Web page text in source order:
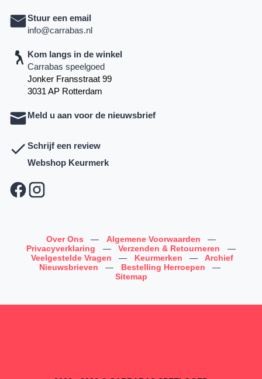
Stuur een email
info@carrabas.nl
Kom langs in de winkel
Carrabas speelgoed
Jonker Fransstraat 99
3031 AP Rotterdam
Meld u aan voor de nieuwsbrief
Schrijf een review
Webshop Keurmerk
Over Ons — Algemene Voorwaarden
—
Privacyverklaring
— Verzenden & Retourneren
—
Veelgestelde Vragen
— Keurmerken —
Archief
Nieuwsbrieven
— Bestelling Herroepen
—
Sitemap